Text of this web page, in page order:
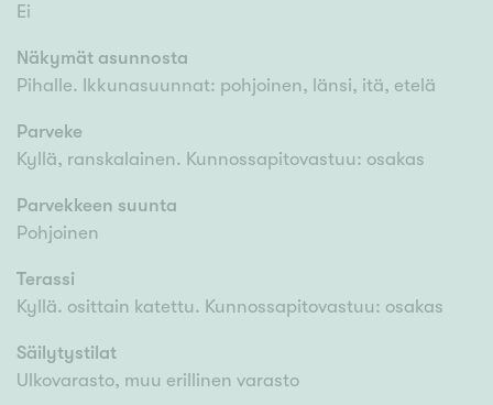
Ei
Näkymät asunnosta
Pihalle. Ikkunasuunnat: pohjoinen, länsi, itä, etelä
Parveke
Kyllä, ranskalainen. Kunnossapitovastuu: osakas
Parvekkeen suunta
Pohjoinen
Terassi
Kyllä. osittain katettu. Kunnossapitovastuu: osakas
Säilytystilat
Ulkovarasto, muu erillinen varasto